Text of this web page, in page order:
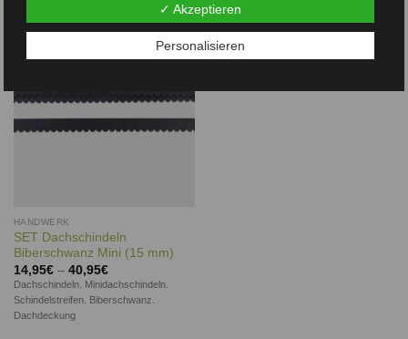
Auf die
Wunschliste
HANDWERK
SET Dachschindeln
Biberschwanz Mini (15 mm)
14,95€– 40,95€
Dachschindeln. Minidachschindeln.
Schindelstreifen. Biberschwanz.
Dachdeckung
✓ Akzeptieren
Personalisieren